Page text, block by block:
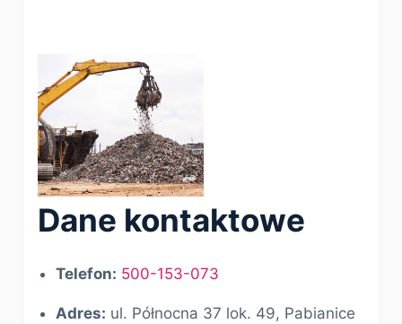
Dane kontaktowe
Telefon: 500-153-073
Adres: ul. Północna 37 lok. 49, Pabianice